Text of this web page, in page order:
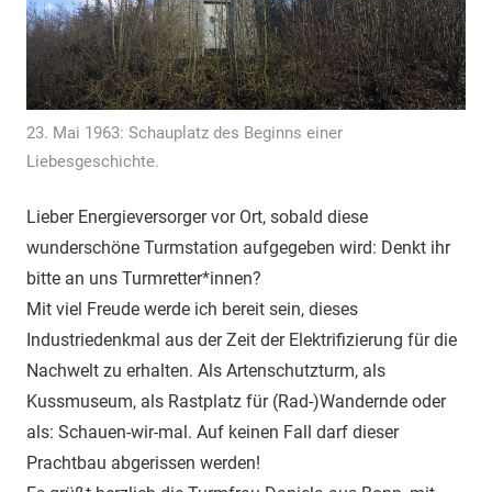
23. Mai 1963: Schauplatz des Beginns einer
Liebesgeschichte.
Lieber Energieversorger vor Ort, sobald diese
wunderschöne Turmstation aufgegeben wird: Denkt ihr
bitte an uns Turmretter*innen?
Mit viel Freude werde ich bereit sein, dieses
Industriedenkmal aus der Zeit der Elektrifizierung für die
Nachwelt zu erhalten. Als Artenschutzturm, als
Kussmuseum, als Rastplatz für (Rad-)Wandernde oder
als: Schauen-wir-mal. Auf keinen Fall darf dieser
Prachtbau abgerissen werden!